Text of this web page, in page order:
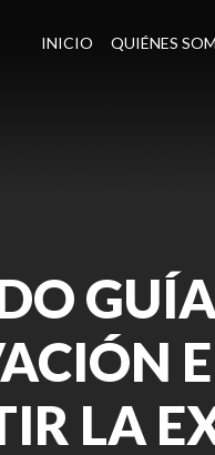
INICIO QUIÉNES
LA